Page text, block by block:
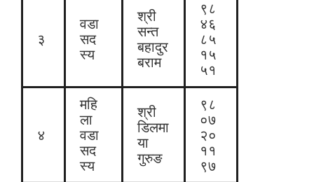
३
वडा
सद
स्य
श्री
सन्त
बहादुर
बराम
९८
४६
८५
१५
५१
४
महि
ला
वडा
सद
स्य
श्री
डिलमा
या
गुरुङ
९८
०७
२०
११
९७